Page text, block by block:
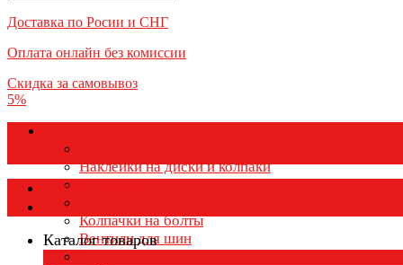
Доставка по Росии и СНГ
Оплата онлайн без комиссии
Скидка за самовывоз
5%
Наклейки на диски и колпаки
Колпаки на колеса
Колпачки на болты
Вентили для шин
Каталог товаров
Каталог товаров